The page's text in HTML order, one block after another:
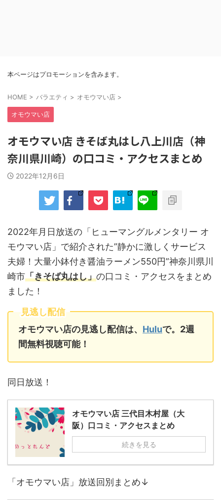
本ページはプロモーションを含みます。
HOME > バラエティ > オモウマい店 >
オモウマい店
オモウマい店 きそば丸はし八上川店（神
奈川県川崎）の口コミ・アクセスまとめ
2022年12月6日
2022年月日放送の「ヒューマングルメンタリー オ
モウマい店」で紹介された”静かに激しくサービス
夫婦！大量小鉢付き醤油ラーメン550円”神奈川県川
崎市「きそば丸はし」の口コミ・アクセスをまとめ
ました！
見逃し配信
オモウマい店の見逃し配信は、 Huluで。2週
間無料視聴可能！
同日放送！
オモウマい店 三代目木村屋（大
阪）口コミ・アクセスまとめ
続きを見る
「オモウマい店」放送回別まとめ↓